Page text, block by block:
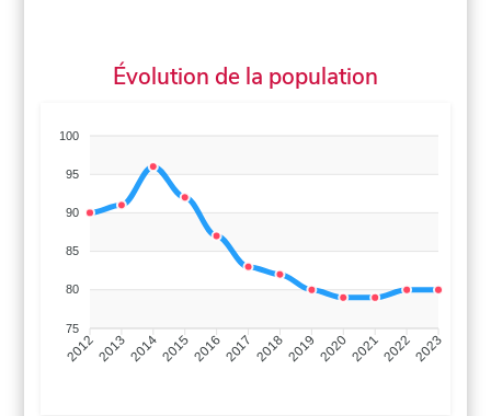
Évolution de la population
100
95
90
85
80
75
201220132014201520162017 20182019 2020202120222023